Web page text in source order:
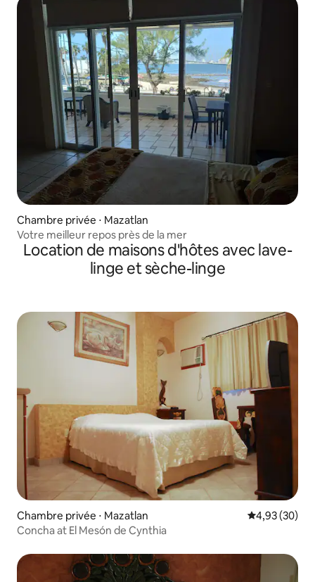
Chambre privée ⋅ Mazatlan
Votre meilleur repos près de la mer
Location de maisons d'hôtes avec lave-
linge et sèche-linge
Chambre privée ⋅ Mazatlan Évaluation
4,93 (30)
Concha at El Mesón de Cynthia